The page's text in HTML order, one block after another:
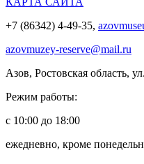
+7 (86342) 4-49-35,
azovmuzey-reserve@mail.ru
Азов, Ростовская область,
Режим работы:
с 10:00 до 18:00
ежедневно, кроме